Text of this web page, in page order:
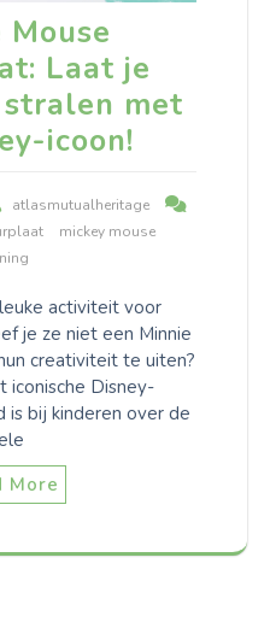
Mouse
Laat je
met
icoon!
atlasmutualheritage
mickey mouse
activiteit voor
je ze niet een Minnie
creativiteit te uiten?
iconische Disney-
bij kinderen over de
More